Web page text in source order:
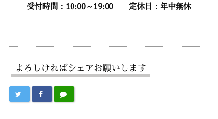
受付時間：10:00～19:00 定休日：年中無休
よろしければシェアお願いします